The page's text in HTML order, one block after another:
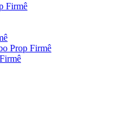
Firmê
Prop Firmê